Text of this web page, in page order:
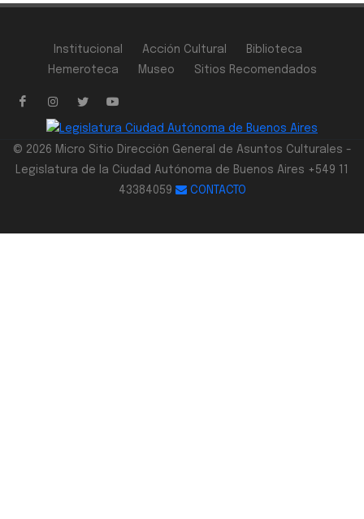
Institucional Acción Cultural
Biblioteca
Hemeroteca
Museo Sitios Recomendados
© 2026 Micro Sitio Dirección General de Asuntos Culturales -
Legislatura de la Ciudad Autónoma de Buenos Aires +549 11
43384059
CONTACTO